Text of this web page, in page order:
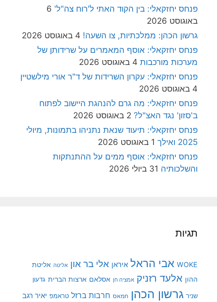
פנחס יחזקאלי: בין הקוד האתי ל'רוח צה"ל' 6
באוגוסט 2026
גרשון הכהן: ממלכתיות, צו השעה! 4 באוגוסט 2026
פנחס יחזקאלי: אוסף המאמרים על שרידותן של
מערכות מורכבות 4 באוגוסט 2026
פנחס יחזקאלי: עקרון השרידות של ד"ר אורי מילשטיין
4 באוגוסט 2026
פנחס יחזקאלי: מה גרם להנהגת היישוב לפתוח
ב'סזון' נגד האצ"ל? 2 באוגוסט 2026
פנחס יחזקאלי: תיעוד שנאת נתניהו בתמונות, מיולי
2025 ואילך
1 באוגוסט 2026
פנחס יחזקאלי: אוסף ממים על ההתנתקות
והשלכותיה 31 ביולי 2026
תגיות
WOKE אבי הראל איראן אלי בר און אליטה אליטת
ההון אלעד רזניק אמציה חן אסלאם ארצות הברית גדעון
שניר גרשון הכהן חמאס חרבות ברזל טראמפ יאיר רגב